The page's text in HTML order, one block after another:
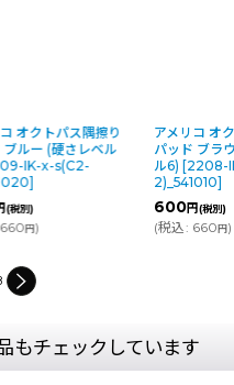
オクトパス隅擦り
ルー (硬さレベル
IK-x-s(C2-
]
別)
円)
アメリコ オ
パッド ブラ
ル6) [2208-
2)_541010]
600円(税別)
税込: 660円)
もチェックしています